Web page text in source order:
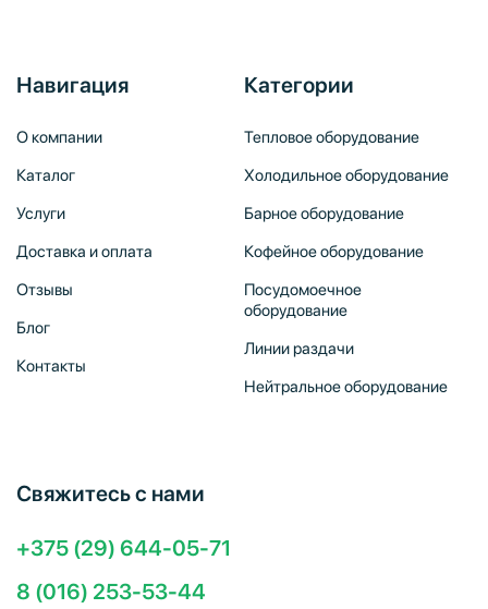
Навигация
О компании
Каталог
Услуги
Доставка и оплата
Отзывы
Блог
Контакты
Категории
Тепловое оборудование
Холодильное оборудование
Барное оборудование
Кофейное оборудование
Посудомоечное
оборудование
Линии раздачи
Нейтральное оборудование
Свяжитесь с нами
+375 (29) 644-05-71
8 (016) 253-53-44